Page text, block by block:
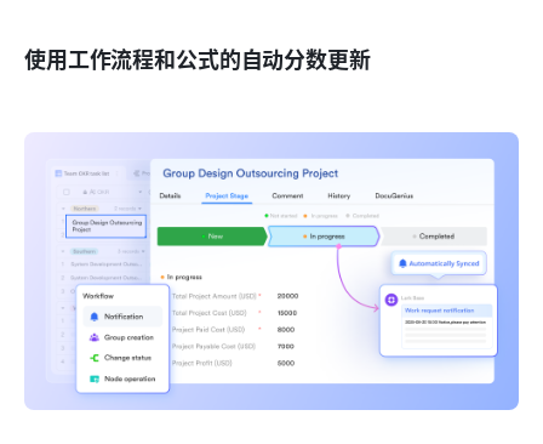
使用工作流程和公式的自动分数更新